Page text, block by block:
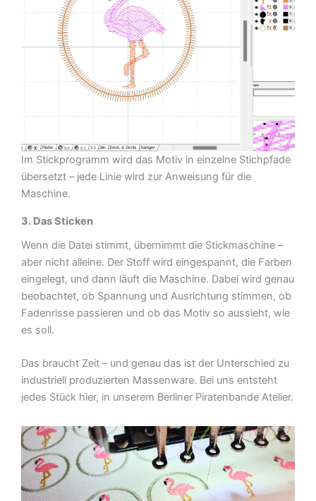
Im Stickprogramm wird das Motiv in einzelne Stichpfade
übersetzt – jede Linie wird zur Anweisung für die
Maschine.
3. Das Sticken
Wenn die Datei stimmt, übernimmt die Stickmaschine –
aber nicht alleine. Der Stoff wird eingespannt, die Farben
eingelegt, und dann läuft die Maschine. Dabei wird genau
beobachtet, ob Spannung und Ausrichtung stimmen, ob
Fadenrisse passieren und ob das Motiv so aussieht, wie
es soll.
Das braucht Zeit – und genau das ist der Unterschied zu
industriell produzierten Massenware. Bei uns entsteht
jedes Stück hier, in unserem Berliner Piratenbande Atelier.